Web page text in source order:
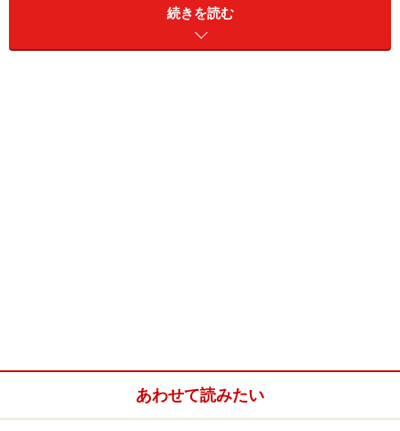
ウェルカムボード、乾杯用シャンパン、フラワーシャワ
ー、デザートビュッフェなどは別料金になる可能性があ
費用を抑えることができる項目とは？
続きを読む
あわせて読みたい